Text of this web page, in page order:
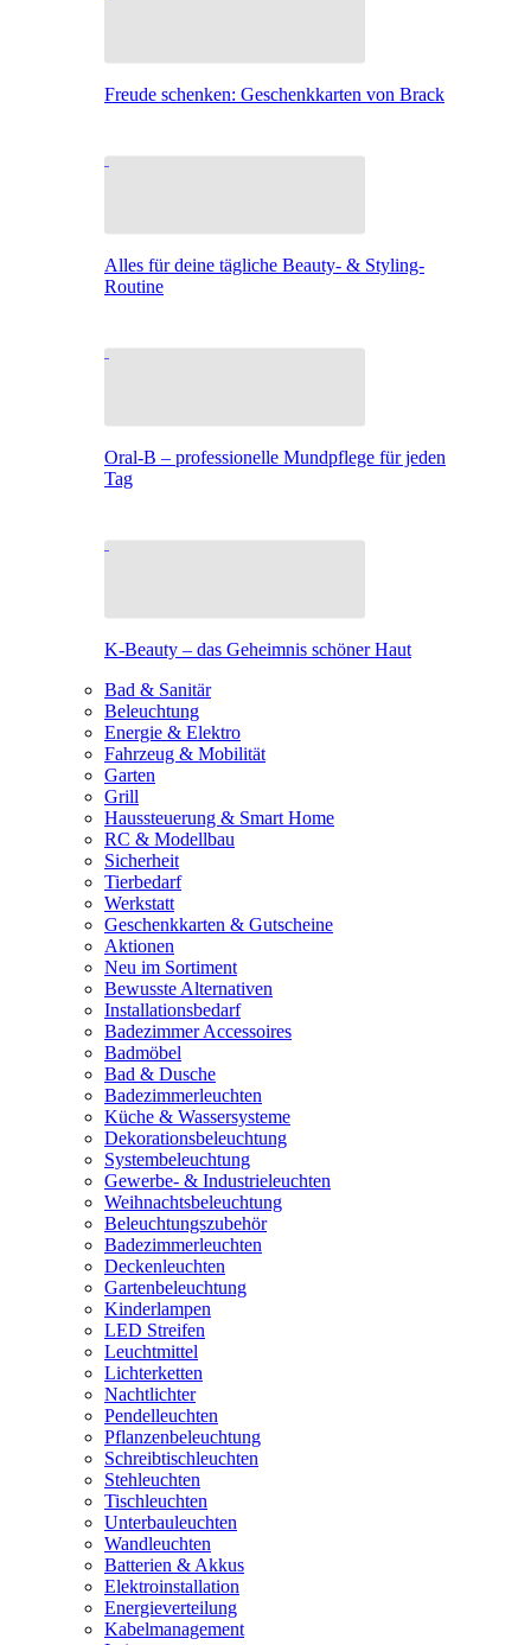
Freude schenken: Geschenkkarten von Brack
Alles für deine tägliche Beauty- & Styling-
Routine
Oral-B – professionelle Mundpflege für jeden
Tag
K-Beauty – das Geheimnis schöner Haut
Bad & Sanitär
Beleuchtung
Energie & Elektro
Fahrzeug & Mobilität
Garten
Grill
Haussteuerung & Smart Home
RC & Modellbau
Sicherheit
Tierbedarf
Werkstatt
Geschenkkarten & Gutscheine
Aktionen
Neu im Sortiment
Bewusste Alternativen
Installationsbedarf
Badezimmer Accessoires
Badmöbel
Bad & Dusche
Badezimmerleuchten
Küche & Wassersysteme
Dekorationsbeleuchtung
Systembeleuchtung
Gewerbe- & Industrieleuchten
Weihnachtsbeleuchtung
Beleuchtungszubehör
Badezimmerleuchten
Deckenleuchten
Gartenbeleuchtung
Kinderlampen
LED Streifen
Leuchtmittel
Lichterketten
Nachtlichter
Pendelleuchten
Pflanzenbeleuchtung
Schreibtischleuchten
Stehleuchten
Tischleuchten
Unterbauleuchten
Wandleuchten
Batterien & Akkus
Elektroinstallation
Energieverteilung
Kabelmanagement